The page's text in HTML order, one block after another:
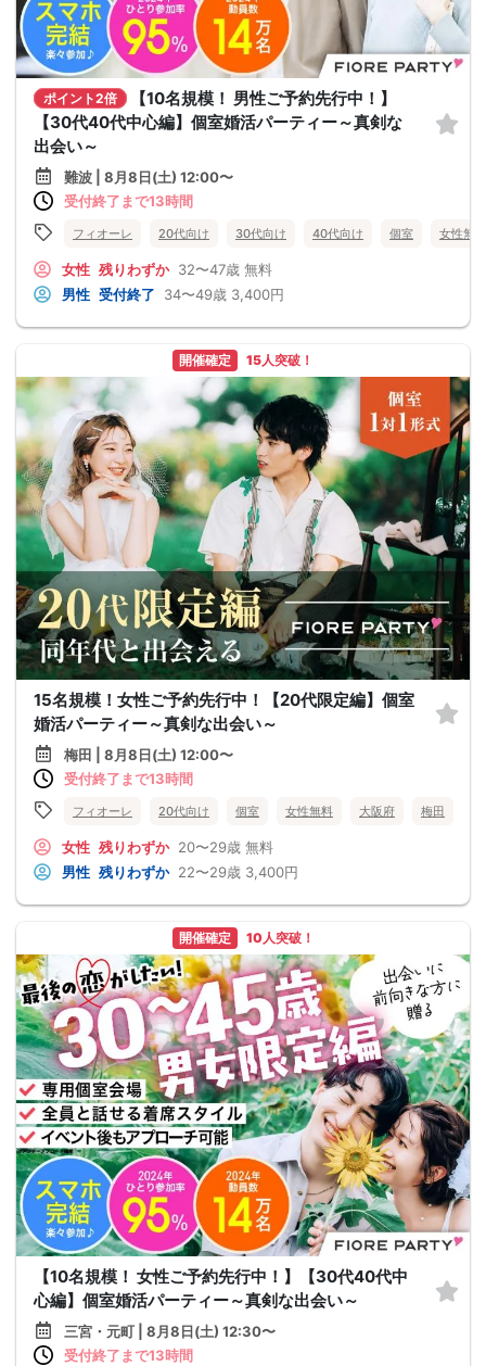
ポイント2倍
【10名規模！ 男性ご予約先行中！】
【30代40代中心編】個室婚活パーティー～真剣な
出会い～
難波 | 8月8日(土) 12:00〜
受付終了まで13時間
フィオーレ 20代向け 30代向け 40代向け 個室 女性無料
女性 残りわずか 32〜47歳 無料
男性 受付終了 34〜49歳 3,400円
開催確定 15人突破！
15名規模！女性ご予約先行中！【20代限定編】個室
婚活パーティー～真剣な出会い～
梅田 | 8月8日(土) 12:00〜
受付終了まで13時間
フィオーレ 20代向け 個室 女性無料 大阪府 梅田
女性 残りわずか 20〜29歳 無料
男性 残りわずか 22〜29歳 3,400円
開催確定 10人突破！
【10名規模！ 女性ご予約先行中！】【30代40代中
心編】個室婚活パーティー～真剣な出会い～
三宮・元町 | 8月8日(土) 12:30〜
受付終了まで13時間